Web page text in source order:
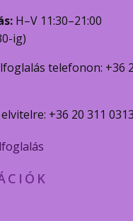
H–V 11:30–21:00
ig)
telefonon: +36
+36 20 311 0313